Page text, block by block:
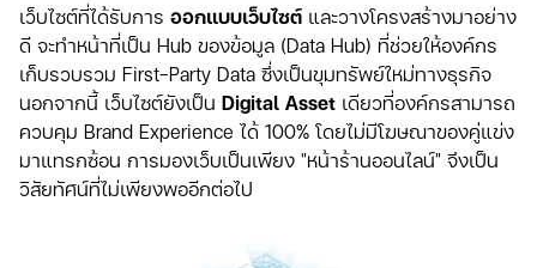
เว็บไซต์ที่ได้รับการ ออกแบบเว็บไซต์ และวางโครงสร้างมาอย่าง
ดี จะทำหน้าที่เป็น Hub ของข้อมูล (Data Hub) ที่ช่วยให้องค์กร
เก็บรวบรวม First-Party Data ซึ่งเป็นขุมทรัพย์ใหม่ทางธุรกิจ
นอกจากนี้ เว็บไซต์ยังเป็น Digital Asset เดียวที่องค์กรสามารถ
ควบคุม Brand Experience ได้ 100% โดยไม่มีโฆษณาของคู่แข่ง
มาแทรกซ้อน การมองเว็บเป็นเพียง "หน้าร้านออนไลน์" จึงเป็น
วิสัยทัศน์ที่ไม่เพียงพออีกต่อไป